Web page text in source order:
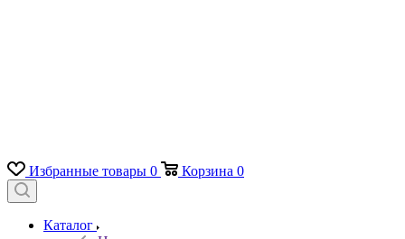
Избранные товары 0 Корзина 0
Каталог